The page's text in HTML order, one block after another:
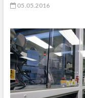
05.05.2016